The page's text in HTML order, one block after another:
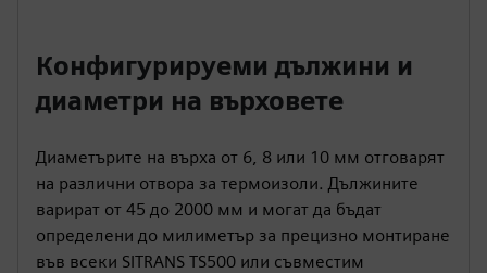
Конфигурируеми дължини и
диаметри на върховете
Диаметърите на върха от 6, 8 или 10 мм отговарят
на различни отвора за термоизоли. Дължините
варират от 45 до 2000 мм и могат да бъдат
определени до милиметър за прецизно монтиране
във всеки SITRANS TS500 или съвместим